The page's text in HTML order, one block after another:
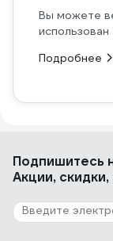
Вы можете
использован
Подробнее
Подпишитесь
Акции,